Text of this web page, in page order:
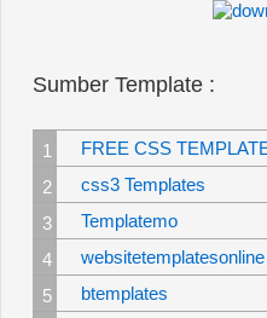
Sumber Template :
FREE CSS
css3 Templates
Templatemo
websitetemplatesonline
btemplates